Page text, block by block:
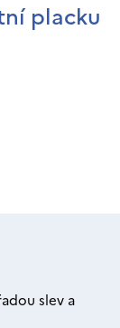
placku
slev a